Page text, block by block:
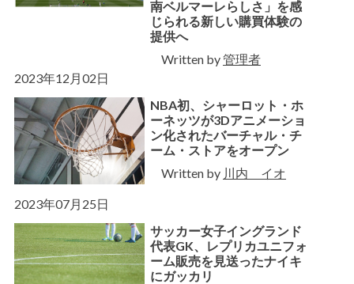
南ベルマーレらしさ」を感
じられる新しい購買体験の
提供へ
Written by管理者
2023年12月02日
NBA初、シャーロット・ホ
ーネッツが3Dアニメーショ
ン化されたバーチャル・チ
ーム・ストアをオープン
Written by 川内 イオ
2023年07月25日
サッカー女子イングランド
代表GK、レプリカユニフォ
ーム販売を見送ったナイキ
にガッカリ